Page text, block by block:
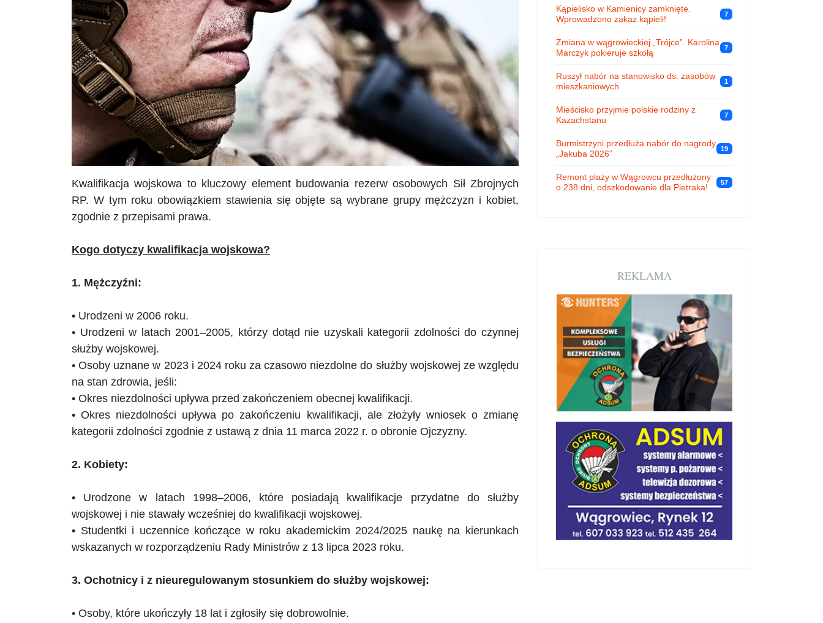
Kwalifikacja wojskowa to kluczowy element budowania rezerw osobowych Sił Zbrojnych
RP. W tym roku obowiązkiem stawienia się objęte są wybrane grupy mężczyzn i kobiet,
zgodnie z przepisami prawa.
Kogo dotyczy kwalifikacja wojskowa?
1. Mężczyźni:
• Urodzeni w 2006 roku.
• Urodzeni w latach 2001–2005, którzy dotąd nie uzyskali kategorii zdolności do czynnej
służby wojskowej.
• Osoby uznane w 2023 i 2024 roku za czasowo niezdolne do służby wojskowej ze względu
na stan zdrowia, jeśli:
• Okres niezdolności upływa przed zakończeniem obecnej kwalifikacji.
• Okres niezdolności upływa po zakończeniu kwalifikacji, ale złożyły wniosek o zmianę
kategorii zdolności zgodnie z ustawą z dnia 11 marca 2022 r. o obronie Ojczyzny.
2. Kobiety:
• Urodzone w latach 1998–2006, które posiadają kwalifikacje przydatne do służby
wojskowej i nie stawały wcześniej do kwalifikacji wojskowej.
• Studentki i uczennice kończące w roku akademickim 2024/2025 naukę na kierunkach
wskazanych w rozporządzeniu Rady Ministrów z 13 lipca 2023 roku.
3. Ochotnicy i z nieuregulowanym stosunkiem do służby wojskowej:
• Osoby, które ukończyły 18 lat i zgłosiły się dobrowolnie.
Kąpielisko w Kamienicy zamknięte.
Wprowadzono zakaz kąpieli!
7
Zmiana w wągrowieckiej „Trójce”. Karolina
Marczyk pokieruje szkołą
7
Ruszył nabór na stanowisko ds. zasobów
mieszkaniowych
1
Mieścisko przyjmie polskie rodziny z
Kazachstanu
7
Burmistrzyni przedłuża nabór do nagrody
„Jakuba 2026”
19
Remont plaży w Wągrowcu przedłużony
o 238 dni, odszkodowanie dla Pietraka!
57
REKLAMA